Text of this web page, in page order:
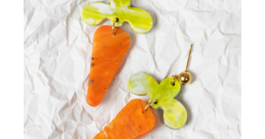
CHOIX DES OPTIONS
/
DÉTAILS